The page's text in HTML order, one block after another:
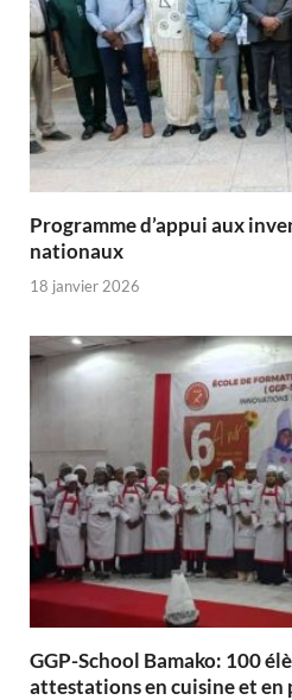
Programme d’appui aux
nationaux
18 janvier 2026
GGP-School Bamako: 100
attestations en cuisine et en